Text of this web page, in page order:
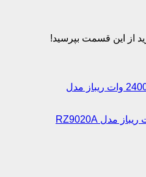
از این قسمت بپرسید!